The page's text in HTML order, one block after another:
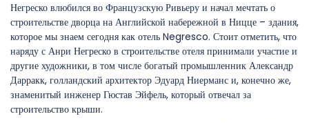
Негреско влюбился во Французскую Ривьеру и начал мечтать о
строительстве дворца на Английской набережной в Ницце – здания,
которое мы знаем сегодня как отель Negresco. Стоит отметить, что
наряду с Анри Негреско в строительстве отеля принимали участие и
другие художники, в том числе богатый промышленник Александр
Дарракк, голландский архитектор Эдуард Ниерманс и, конечно же,
знаменитый инженер Гюстав Эйфель, который отвечал за
строительство крыши.